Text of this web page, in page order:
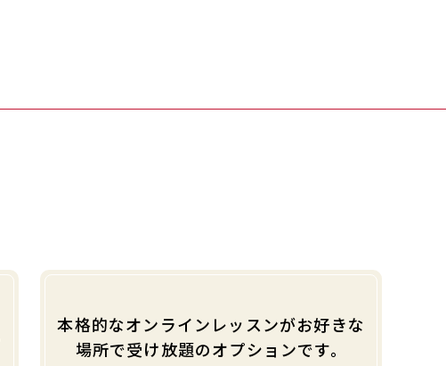
本格的なオンラインレッスンがお好きな
場所で受け放題のオプションです。